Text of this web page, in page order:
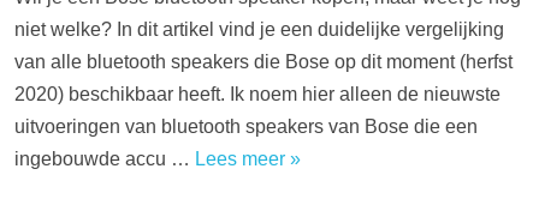
niet welke? In dit artikel vind je een duidelijke vergelijking
van alle bluetooth speakers die Bose op dit moment (herfst
2020) beschikbaar heeft. Ik noem hier alleen de nieuwste
uitvoeringen van bluetooth speakers van Bose die een
ingebouwde accu … Lees meer »